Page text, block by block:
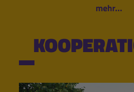
mehr...